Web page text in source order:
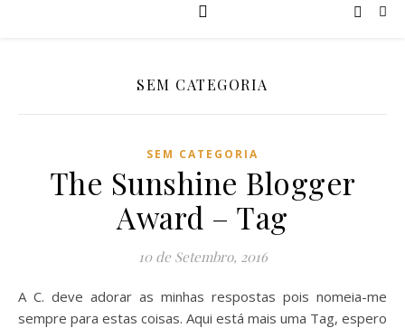
SEM CATEGORIA
SEM CATEGORIA
The Sunshine Blogger
Award – Tag
10 de Setembro, 2016
A C. deve adorar as minhas respostas pois nomeia-me
sempre para estas coisas. Aqui está mais uma Tag, espero